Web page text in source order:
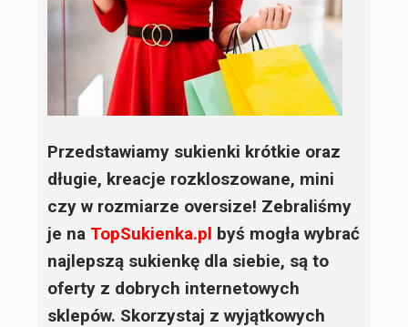
Przedstawiamy sukienki krótkie oraz
długie, kreacje rozkloszowane, mini
czy w rozmiarze oversize! Zebraliśmy
je na TopSukienka.pl byś mogła wybrać
najlepszą sukienkę dla siebie, są to
oferty z dobrych internetowych
sklepów. Skorzystaj z wyjątkowych